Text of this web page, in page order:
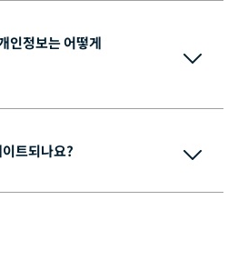
정보는 어떻게
트되나요?